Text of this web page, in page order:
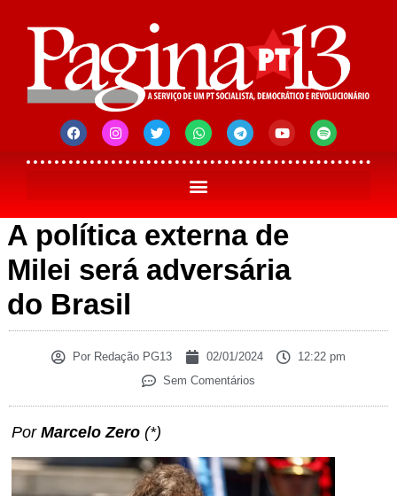
A política externa de
Milei será adversária
do Brasil
Por Redação PG13 02/01/2024
12:22 pm
Sem Comentários
Por Marcelo Zero (*)